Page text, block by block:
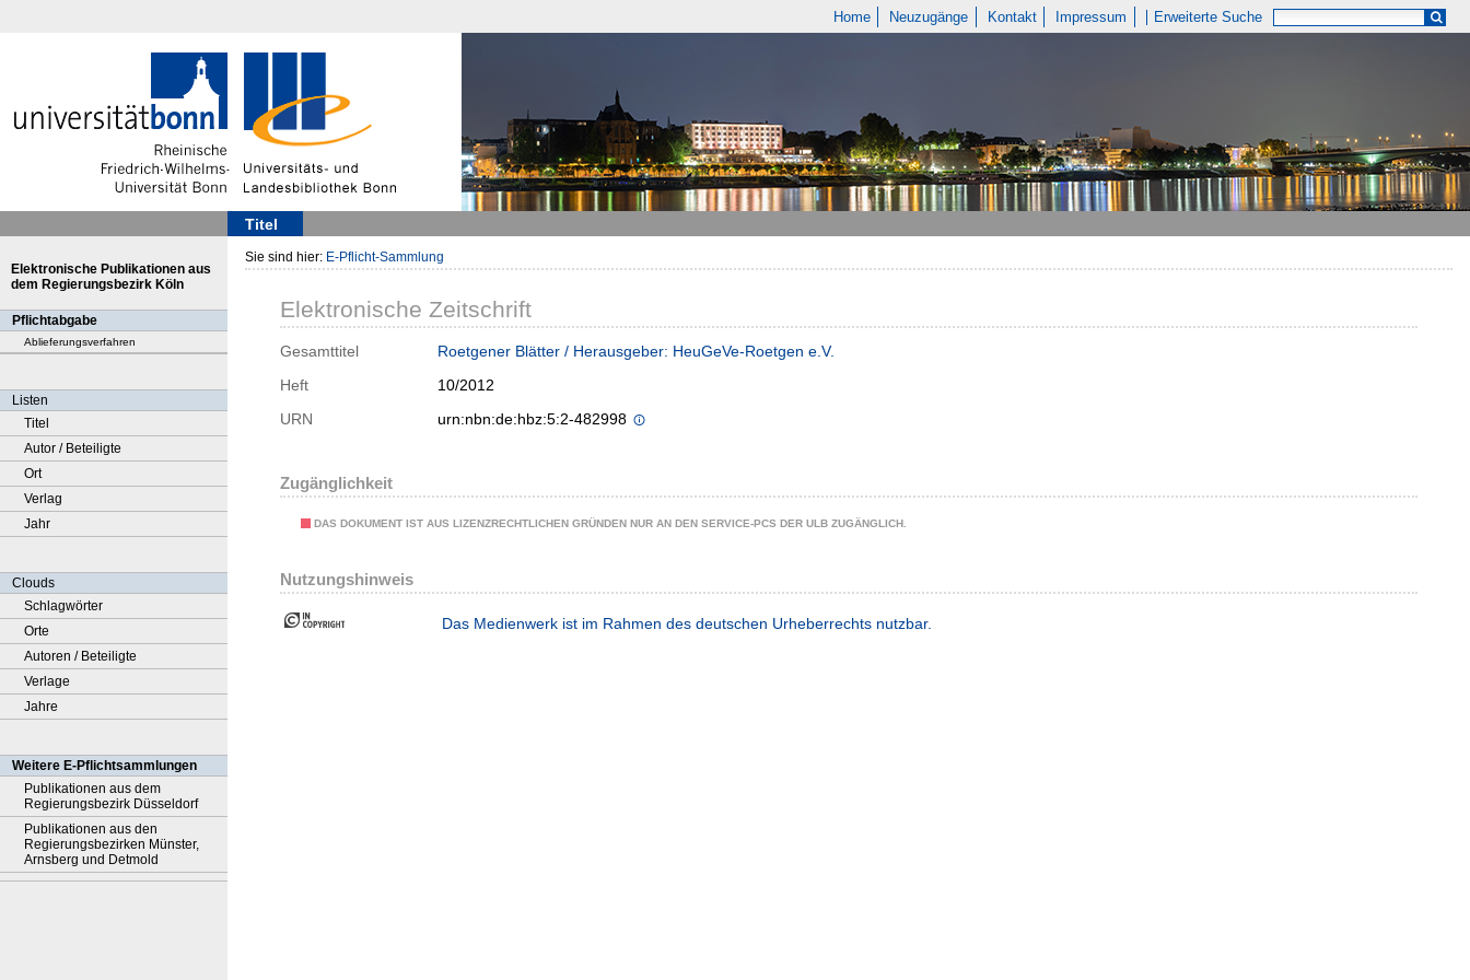
Home Neuzugänge Kontakt Impressum Erweiterte Suche
Titel
Elektronische Publikationen aus
dem Regierungsbezirk Köln
Pflichtabgabe
Ablieferungsverfahren
Listen
Titel
Autor / Beteiligte
Ort
Verlag
Jahr
Clouds
Schlagwörter
Orte
Autoren / Beteiligte
Verlage
Jahre
Weitere E-Pflichtsammlungen
Publikationen aus dem
Regierungsbezirk Düsseldorf
Publikationen aus den
Regierungsbezirken Münster,
Arnsberg und Detmold
Sie sind hier: E-Pflicht-Sammlung
Elektronische Zeitschrift
Gesamttitel
Roetgener Blätter / Herausgeber: HeuGeVe-Roetgen e.V.
Heft
10/2012
URN
urn:nbn:de:hbz:5:2-482998
Zugänglichkeit
DAS DOKUMENT IST AUS LIZENZRECHTLICHEN GRÜNDEN NUR AN DEN SERVICE-PCS DER ULB ZUGÄNGLICH.
Nutzungshinweis
Das Medienwerk ist im Rahmen des deutschen Urheberrechts nutzbar.